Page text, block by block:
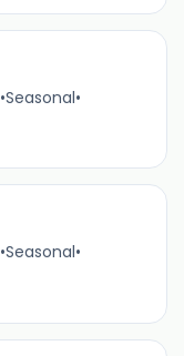
•Seasonal•
•Seasonal•